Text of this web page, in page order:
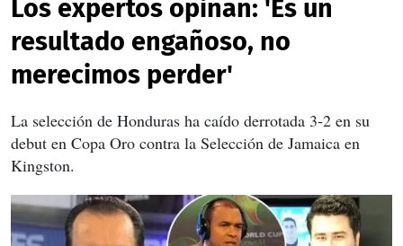
Los expertos opinan: 'Es un
resultado engañoso, no
merecimos perder'
La selección de Honduras ha caído derrotada 3-2 en su
debut en Copa Oro contra la Selección de Jamaica en
Kingston.